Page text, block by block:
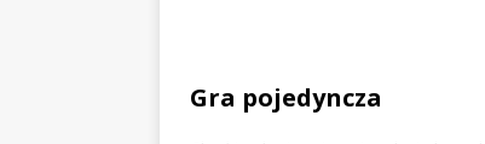
Gra pojedyncza